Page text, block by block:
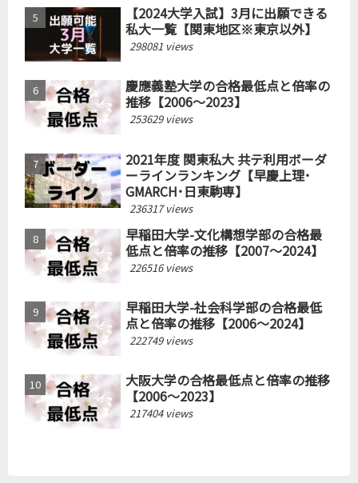
【2024大学入試】3月に出願できる
私大一覧【関東地区※東京以外】
298081 views
慶應義塾大学の合格最低点と倍率の
推移【2006～2023】
253629 views
2021年度 関東私大 共テ利用ボーダ
ーラインランキング【早慶上理･
GMARCH･日東駒専】
236317 views
早稲田大学-文化構想学部の合格最
低点と倍率の推移【2007～2024】
226516 views
早稲田大学-社会科学部の合格最低
点と倍率の推移【2006～2024】
222749 views
大阪大学の合格最低点と倍率の推移
【2006～2023】
217404 views